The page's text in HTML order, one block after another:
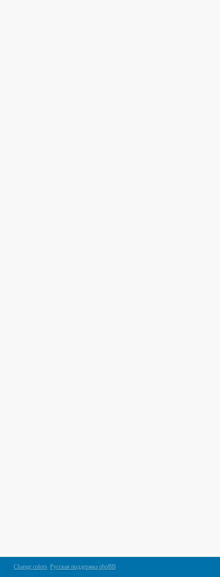
Change colors. Русская поддержка phpBB